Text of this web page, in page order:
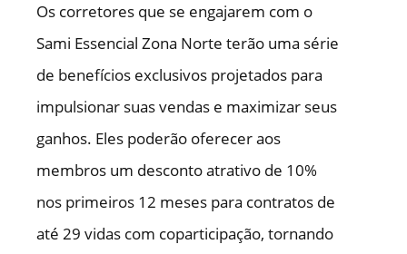
Os corretores que se engajarem com o
Sami Essencial Zona Norte terão uma série
de benefícios exclusivos projetados para
impulsionar suas vendas e maximizar seus
ganhos. Eles poderão oferecer aos
membros um desconto atrativo de 10%
nos primeiros 12 meses para contratos de
até 29 vidas com coparticipação, tornando